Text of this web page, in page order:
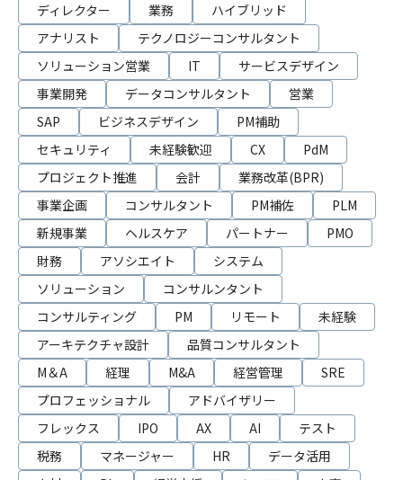
ディレクター
業務
ハイブリッド
アナリスト
テクノロジーコンサルタント
ソリューション営業
IT
サービスデザイン
事業開発
データコンサルタント
営業
SAP
ビジネスデザイン
PM補助
セキュリティ
未経験歓迎 CX
PdM
プロジェクト推進
会計
業務改革(BPR)
事業企画
コンサルタント PM補佐
PLM
新規事業
ヘルスケア パートナー
PMO
財務
アソシエイト
システム
ソリューション
コンサルンタント
コンサルティング
PM リモート
未経験
アーキテクチャ設計
品質コンサルタント
M＆A
経理 M&A 経営管理
SRE
プロフェッショナル
アドバイザリー
フレックス
IPO AX AI
テスト
税務
マネージャー HR
データ活用